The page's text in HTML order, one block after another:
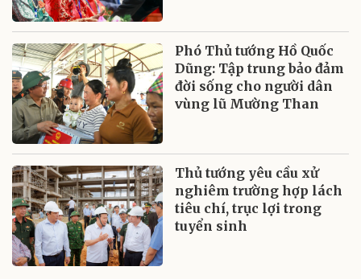
Phó Thủ tướng Hồ Quốc
Dũng: Tập trung bảo đảm
đời sống cho người dân
vùng lũ Mường Than
Thủ tướng yêu cầu xử
nghiêm trường hợp lách
tiêu chí, trục lợi trong
tuyển sinh